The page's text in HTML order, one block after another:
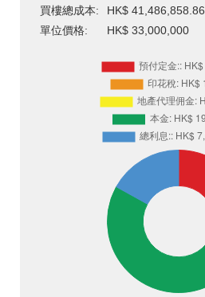
買樓總成本:
HK$ 41,486,858.86
單位價格:
HK$ 33,000,000